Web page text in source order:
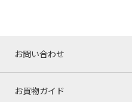
お問い合わせ
お買物ガイド